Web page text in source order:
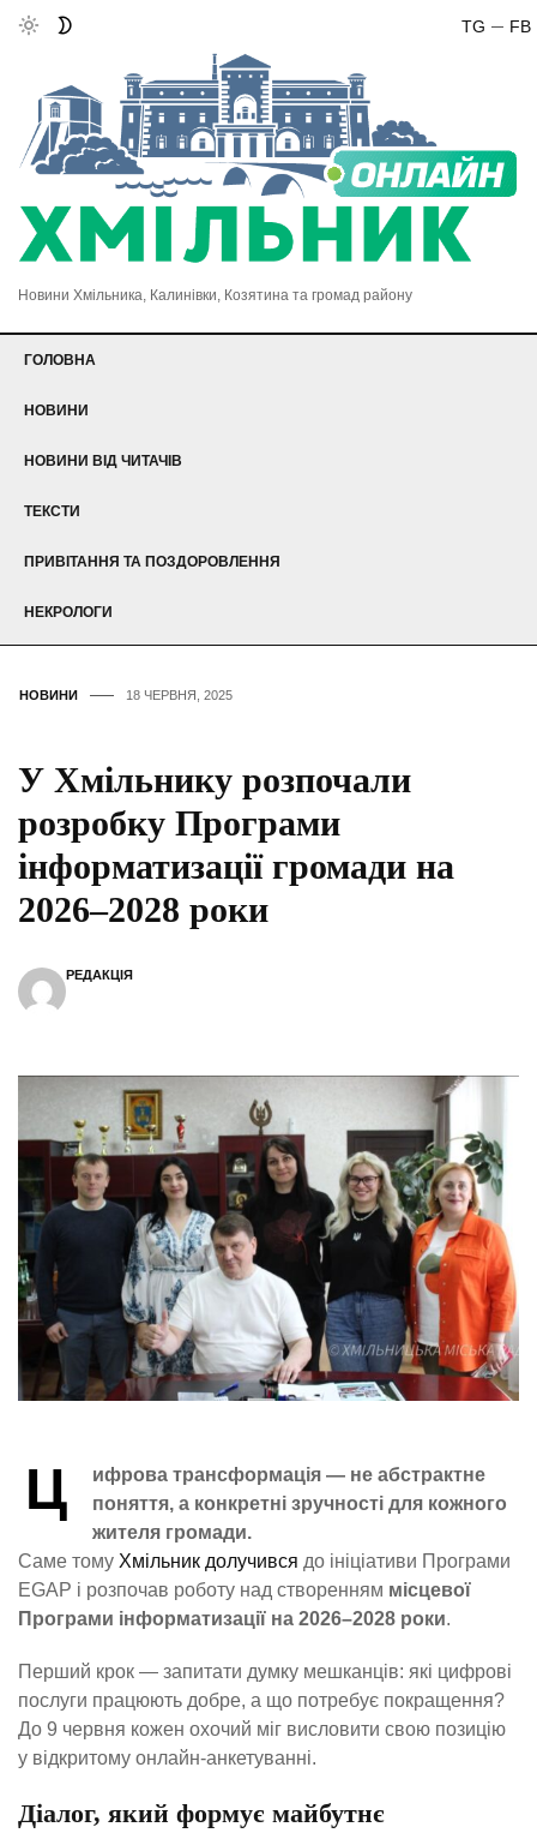
FB
TG
Новини Хмільника, Калинівки, Козятина та громад району
ГОЛОВНА
НОВИНИ
НОВИНИ ВІД ЧИТАЧІВ
ТЕКСТИ
ПРИВІТАННЯ ТА ПОЗДОРОВЛЕННЯ
НЕКРОЛОГИ
НОВИНИ 18 ЧЕРВНЯ, 2025
У Хмільнику розпочали
розробку Програми
інформатизації громади на
2026–2028 роки
РЕДАКЦІЯ
Ц
ифрова трансформація — не абстрактне
поняття, а конкретні зручності для кожного
жителя громади.
Саме тому Хмільник долучився до ініціативи Програми
EGAP і розпочав роботу над створенням місцевої
Програми інформатизації на 2026–2028 роки.
Перший крок — запитати думку мешканців: які цифрові
послуги працюють добре, а що потребує покращення?
До 9 червня кожен охочий міг висловити свою позицію
у відкритому онлайн-анкетуванні.
Діалог, який формує майбутнє